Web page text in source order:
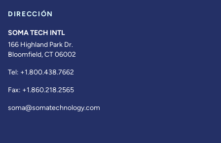
DIRECCIÓN
SOMA TECH INTL
166 Highland Park Dr.
Bloomfield, CT 06002
Tel: +1.800.438.7662
Fax: +1.860.218.2565
soma@somatechnology.com